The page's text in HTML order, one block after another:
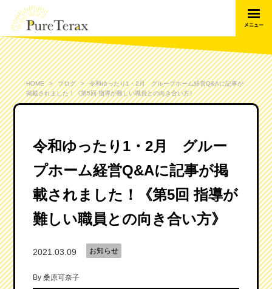
HOME ブログ
令和ゆったり1・2月 グループホーム経営Q&Aに記事が
掲載されました！《第5回 指導が難しい職員との向き合い方》
令和ゆったり1・2月 グルー
プホーム経営Q&Aに記事が掲
載されました！《第5回 指導が
難しい職員との向き合い方》
2021.03.09 お知らせ
By 桑原可奈子